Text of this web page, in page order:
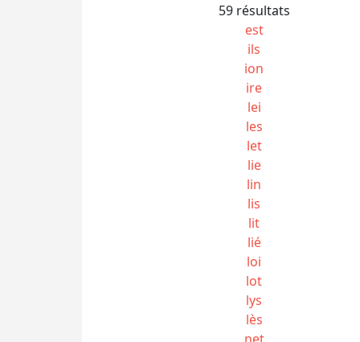
59 résultats
est
ils
ion
ire
lei
les
let
lie
lin
lis
lit
lié
loi
lot
lys
lès